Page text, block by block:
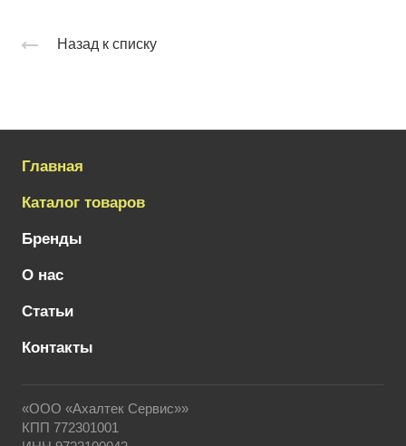
Назад к списку
Главная
Каталог товаров
Бренды
О нас
Статьи
Контакты
«ООО «Ахалтек Сервис»»
КПП 772301001